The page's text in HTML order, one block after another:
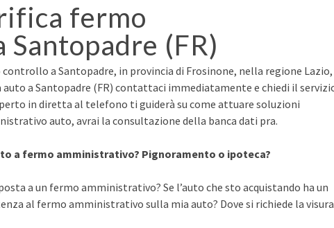
fermo
(FR)
a Santopadre, in provincia di Frosinone, nella regione Lazio,
auto a Santopadre (FR) contattaci immediatamente e chiedi il
in diretta al telefono ti guiderà su come attuare soluzioni
auto, avrai la consultazione della banca dati pra.
a fermo amministrativo? Pignoramento o ipoteca?
a un fermo amministrativo? Se l’auto che sto acquistando ha un
al fermo amministrativo sulla mia auto? Dove si richiede la visura